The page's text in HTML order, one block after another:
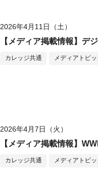
2026年4月11日（土）
【メディア掲載情報】デ
カレッジ共通 メディアトピ
2026年4月7日（火）
【メディア掲載情報】
カレッジ共通 メディアトピ